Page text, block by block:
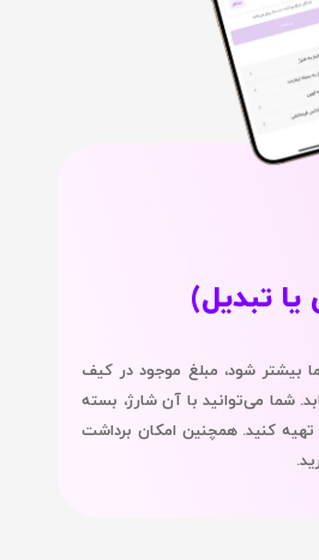
تبدیل)
بیشتر شود، مبلغ موجود در کیف
شما می‌توانید با آن شارژ، بسته
کنید. همچنین امکان برداشت